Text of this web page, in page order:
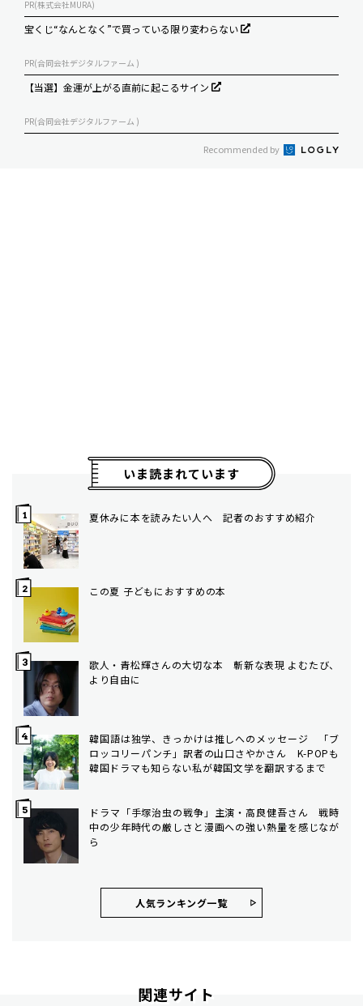
PR(株式会社MURA)
宝くじ“なんとなく”で買っている限り変わらない
PR(合同会社デジタルファーム )
【当選】金運が上がる直前に起こるサイン
PR(合同会社デジタルファーム )
Recommended by
いま読まれています
夏休みに本を読みたい人へ 記者のおすすめ紹介
この夏 子どもにおすすめの本
歌人・青松輝さんの大切な本 斬新な表現 よむたび、
より自由に
韓国語は独学、きっかけは推しへのメッセージ 「ブ
ロッコリーパンチ」訳者の山口さやかさん K-POPも
韓国ドラマも知らない私が韓国文学を翻訳するまで
ドラマ「手塚治虫の戦争」主演・高良健吾さん 戦時
中の少年時代の厳しさと漫画への強い熱量を感じなが
ら
人気ランキング⼀覧
関連サイト